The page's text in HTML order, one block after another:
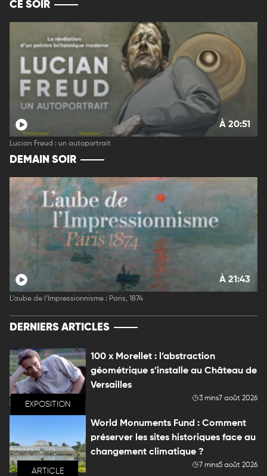
CE SOIR
À 20:51
Lucian Freud : un autoportrait
DEMAIN SOIR
À 21:43
L’aube de l’Impressionnisme : Paris, 1874
DERNIERS ARTICLES
EXPOSITION
100 x Morellet : l’abstraction
géométrique s’installe au Château de
Versailles
3 mins7 août 2026
ARTICLE
World Monuments Fund : Comment
préserver les sites historiques face au
changement climatique ?
7 mins5 août 2026